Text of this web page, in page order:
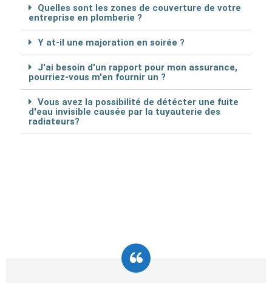
Quelles sont les zones de couverture de votre
entreprise en plomberie ?
Y at-il une majoration en soirée ?
J'ai besoin d'un rapport pour mon assurance,
pourriez-vous m'en fournir un ?
Vous avez la possibilité de détécter une fuite
d'eau invisible causée par la tuyauterie des
radiateurs?